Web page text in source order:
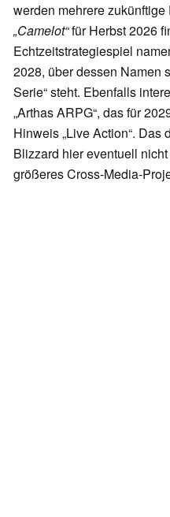
werden mehrere
„Camelot“für Herbst 2026
Echtzeitstrategiespiel
2028, über dessen Namen
Serie“ steht. Ebenfalls
„Arthas ARPG“, das für
Hinweis „Live Action“. Das
Blizzard hier eventuell
größeres Cross-Media-